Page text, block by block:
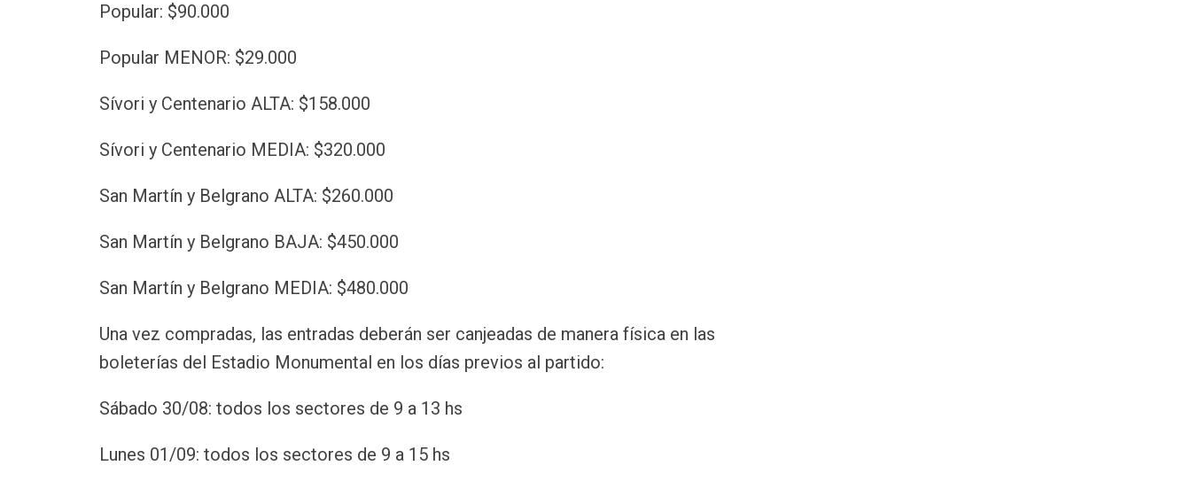
Popular: $90.000
Popular MENOR: $29.000
Sívori y Centenario ALTA: $158.000
Sívori y Centenario MEDIA: $320.000
San Martín y Belgrano ALTA: $260.000
San Martín y Belgrano BAJA: $450.000
San Martín y Belgrano MEDIA: $480.000
Una vez compradas, las entradas deberán ser canjeadas de manera física en las
boleterías del Estadio Monumental en los días previos al partido:
Sábado 30/08: todos los sectores de 9 a 13 hs
Lunes 01/09: todos los sectores de 9 a 15 hs